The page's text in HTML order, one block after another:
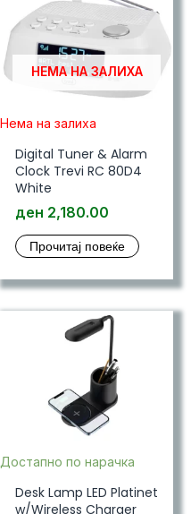
НЕМА НА ЗАЛИХА
Нема на залиха
Digital Tuner & Alarm
Clock Trevi RC 80D4
White
ден 2,180.00
Прочитај повеќе
Достапно по нарачка
Desk Lamp LED Platinet
w/Wireless Charger